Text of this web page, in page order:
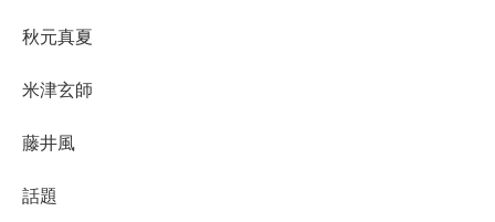
秋元真夏
米津玄師
藤井風
話題